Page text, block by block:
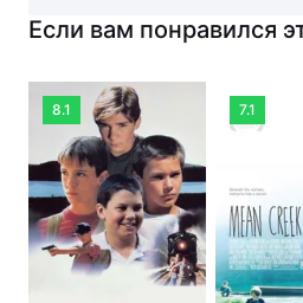
Если вам понравился
8.1 7.1